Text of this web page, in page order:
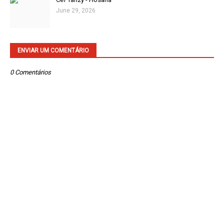
June 29, 2026
ENVIAR UM COMENTÁRIO
0 Comentários